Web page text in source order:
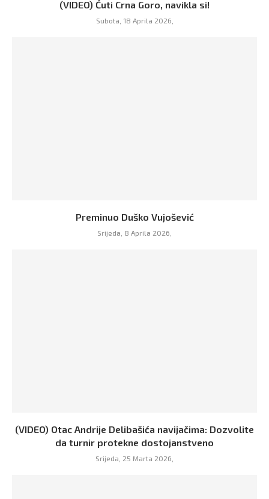
(VIDEO) Ćuti Crna Goro, navikla si!
Subota, 18 Aprila 2026,
Preminuo Duško Vujošević
Srijeda, 8 Aprila 2026,
(VIDEO) Otac Andrije Delibašića navijačima: Dozvolite
da turnir protekne dostojanstveno
Srijeda, 25 Marta 2026,